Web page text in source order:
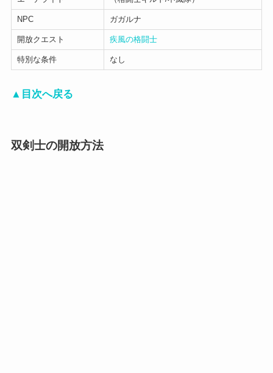
NPC ガガルナ
開放クエスト 疾風の格闘士
特別な条件 なし
▲目次へ戻る
双剣士の開放方法